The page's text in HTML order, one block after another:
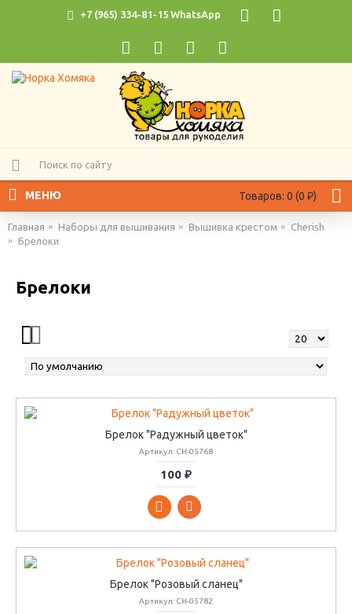
+7 (965) 334-81-15 WhatsApp
Товаров: 0 (0 ₽)
МЕНЮ
Главная Наборы для вышивания Вышивка крестом
Cherish
Брелоки
Брелоки
Брелок "Радужный цветок"
Артикул: CH-05768
100 ₽
Брелок "Розовый сланец"
Артикул: CH-05782